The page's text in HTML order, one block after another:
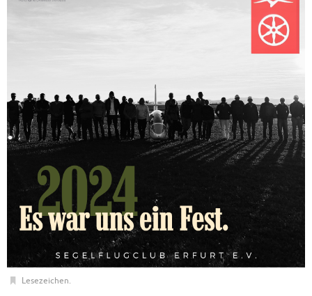
Lesezeichen.